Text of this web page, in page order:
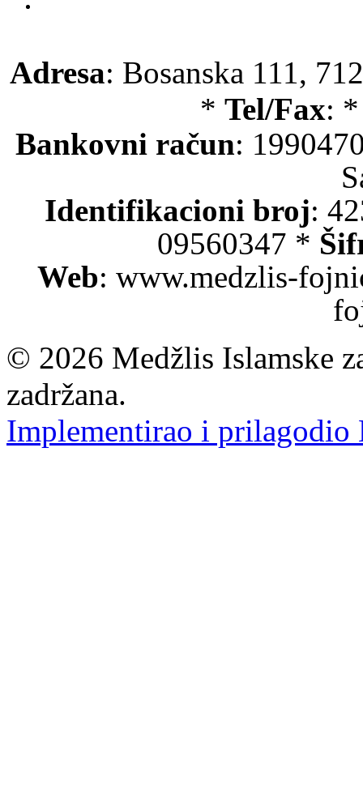
Adresa: Bosanska 111,
* Tel/Fax:
Bankovni račun:
Identifikacioni broj:
09560347 *
Web: www.medzlis-
© 2026 Medžlis Islamske
zadržana.
Implementirao i prilagodio